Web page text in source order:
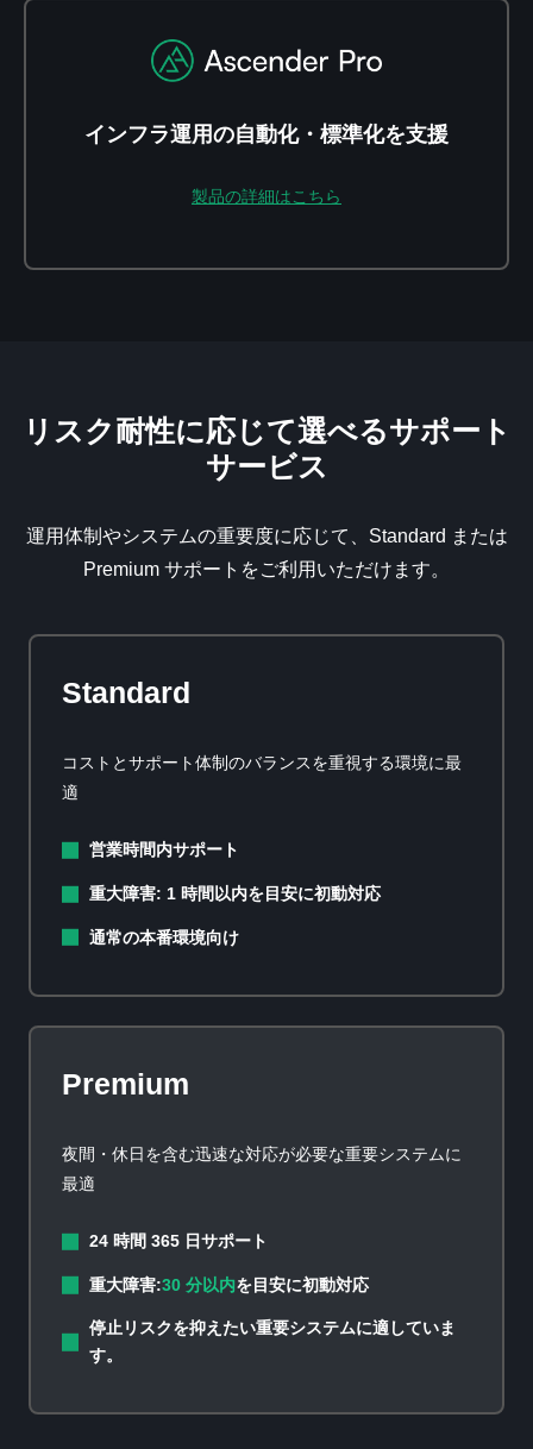
インフラ運用の自動化・標準化を支援
製品の詳細はこちら
リスク耐性に応じて選べるサポート
サービス
運用体制やシステムの重要度に応じて、 Standard または
Premium サポートをご利用いただけます。
Standard
コストとサポート体制のバランスを重視する環境に最
適
営業時間内サポート
重大障害: 1 時間以内を目安に初動対応
通常の本番環境向け
Premium
夜間・休日を含む迅速な対応が必要な重要システムに
最適
24 時間 365 日サポート
重大障害:30 分以内を目安に初動対応
停止リスクを抑えたい重要システムに適していま
す。